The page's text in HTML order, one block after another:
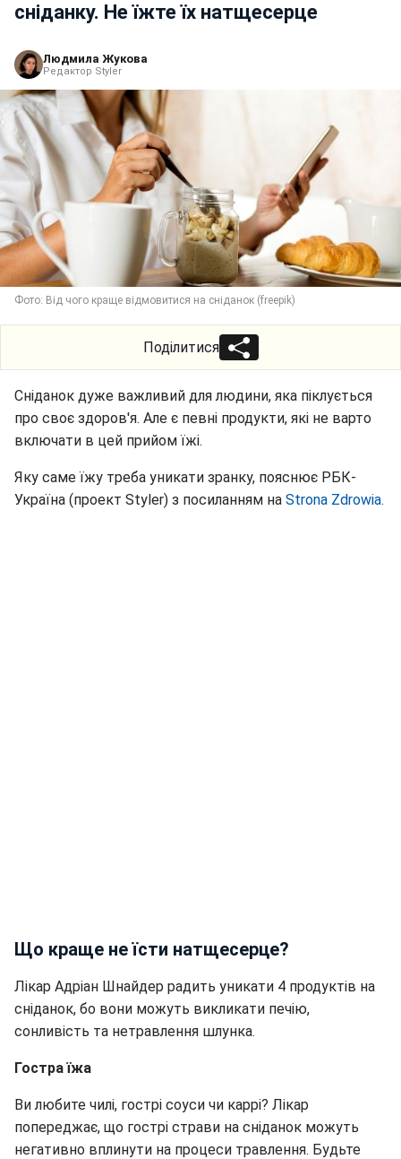
сніданку. Не їжте їх натщесерце
Людмила Жукова
Редактор Styler
Фото: Від чого краще відмовитися на сніданок (freepik)
Поділитися
Сніданок дуже важливий для людини, яка піклується
про своє здоров'я. Але є певні продукти, які не варто
включати в цей прийом їжі.
Яку саме їжу треба уникати зранку, пояснює РБК-
Україна (проект Styler) з посиланням на Strona Zdrowia.
Що краще не їсти натщесерце?
Лікар Адріан Шнайдер радить уникати 4 продуктів на
сніданок, бо вони можуть викликати печію,
сонливість та нетравлення шлунка.
Гостра їжа
Ви любите чилі, гострі соуси чи каррі? Лікар
попереджає, що гострі страви на сніданок можуть
негативно вплинути на процеси травлення. Будьте